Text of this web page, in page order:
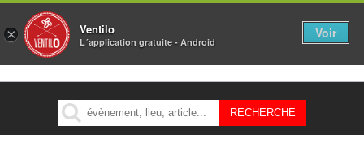
MENU
× Ventilo
L´application gratuite - Android
Voir